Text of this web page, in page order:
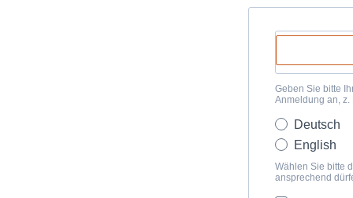
Geben Sie bitte
Anmeldung an, z.
Deutsch
English
Wählen Sie bitte
ansprechend